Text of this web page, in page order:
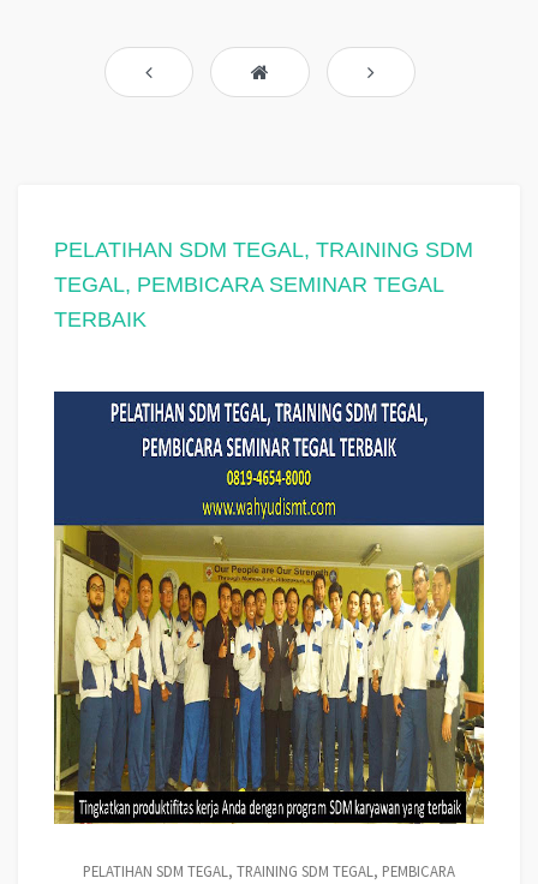
PELATIHAN SDM TEGAL, TRAINING SDM
TEGAL, PEMBICARA SEMINAR TEGAL
TERBAIK
PELATIHAN SDM TEGAL, TRAINING SDM TEGAL, PEMBICARA